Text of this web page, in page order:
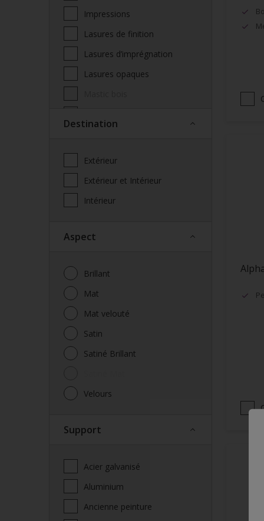
Impressions
Lasures de finition
Lasures d’imprégnation
Lasures opaques
façade
Spécialités
Vernis
Vitrificateur
Destination
Extérieur
Extérieur et Intérieur
Intérieur
Aspect
Brillant
Mat
Mat velouté
Satin
Satiné Brillant
Velours
Support
Acier galvanisé
Aluminium
Ancienne peinture